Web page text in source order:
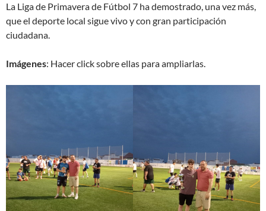
La Liga de Primavera de Fútbol 7 ha demostrado, una vez más,
que el deporte local sigue vivo y con gran participación
ciudadana.
Imágenes: Hacer click sobre ellas para ampliarlas.